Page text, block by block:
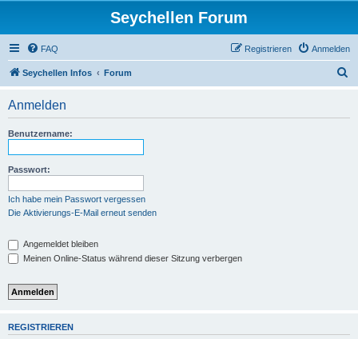
Seychellen Forum
FAQ Anmelden
Registrieren
Seychellen Infos Forum
Anmelden
Benutzername:
Passwort:
Ich habe mein Passwort vergessen
Die Aktivierungs-E-Mail erneut senden
Angemeldet bleiben
Meinen Online-Status während dieser Sitzung verbergen
REGISTRIEREN